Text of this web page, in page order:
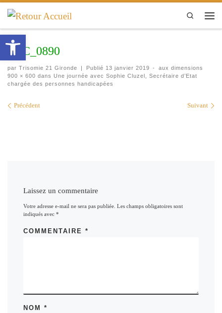
Passer au contenu
Search
DSC_0890
par Trisomie 21 Gironde | Publié 13 janvier 2019 -
aux dimensions
900 × 600 dans Une journée avec Sophie Cluzel, Secrétaire d’Etat
chargée des personnes handicapées
Navigation des images
Précédent Suivant
Laissez un commentaire
Votre adresse e-mail ne sera pas publiée. Les champs obligatoires sont
indiqués avec*
COMMENTAIRE*
NOM*
Ouvrir la barre d’outils